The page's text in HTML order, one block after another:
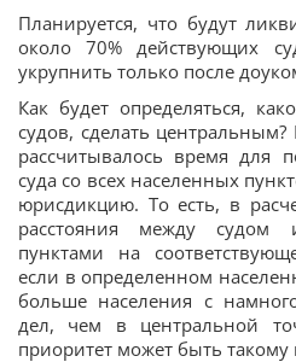
Планируется, что будут
около 70% действующих
укрупнить только после
Как будет определяться,
судов, сделать
рассчитывалось время для
суда со всех населенных
юрисдикцию. То есть, в
расстояния между
пунктами на
если в определенном
больше населения с
дел, чем в центральной
приоритет может быть такому